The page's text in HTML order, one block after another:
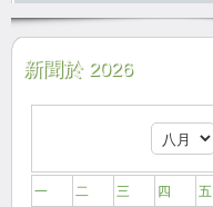
新聞於 2026
一 二 三 四 五